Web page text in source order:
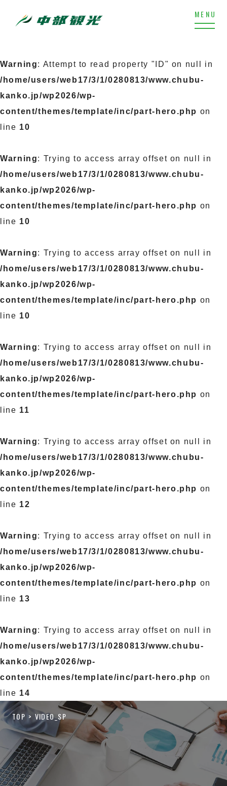
Warning: Attempt to read property "ID" on null in
/home/users/web17/3/1/0280813/www.chubu-
kanko.jp/wp2026/wp-
content/themes/template/inc/part-hero.php on
line 10
Warning: Trying to access array offset on null in
/home/users/web17/3/1/0280813/www.chubu-
kanko.jp/wp2026/wp-
content/themes/template/inc/part-hero.php on
line 10
Warning: Trying to access array offset on null in
/home/users/web17/3/1/0280813/www.chubu-
kanko.jp/wp2026/wp-
content/themes/template/inc/part-hero.php on
line 10
Warning: Trying to access array offset on null in
/home/users/web17/3/1/0280813/www.chubu-
kanko.jp/wp2026/wp-
content/themes/template/inc/part-hero.php on
line 11
Warning: Trying to access array offset on null in
/home/users/web17/3/1/0280813/www.chubu-
kanko.jp/wp2026/wp-
content/themes/template/inc/part-hero.php on
line 12
Warning: Trying to access array offset on null in
/home/users/web17/3/1/0280813/www.chubu-
kanko.jp/wp2026/wp-
content/themes/template/inc/part-hero.php on
line 13
Warning: Trying to access array offset on null in
/home/users/web17/3/1/0280813/www.chubu-
kanko.jp/wp2026/wp-
content/themes/template/inc/part-hero.php on
line 14
TOP VIDEO_SP